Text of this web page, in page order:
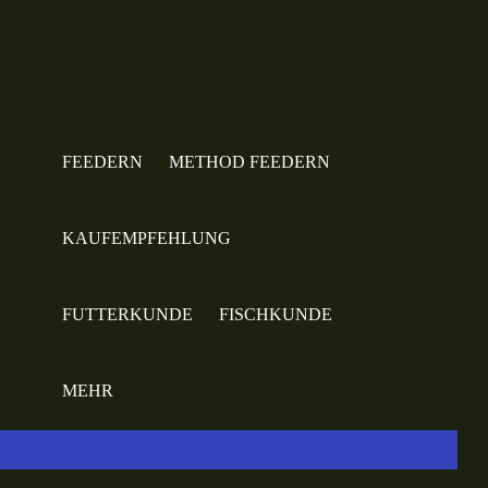
FEEDERN METHOD FEEDERN
KAUFEMPFEHLUNG
FUTTERKUNDE FISCHKUNDE
MEHR